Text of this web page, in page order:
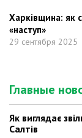
Харківщина: як
«наступ»
29 сентября 2025
Главные
Як виглядає
Салтів